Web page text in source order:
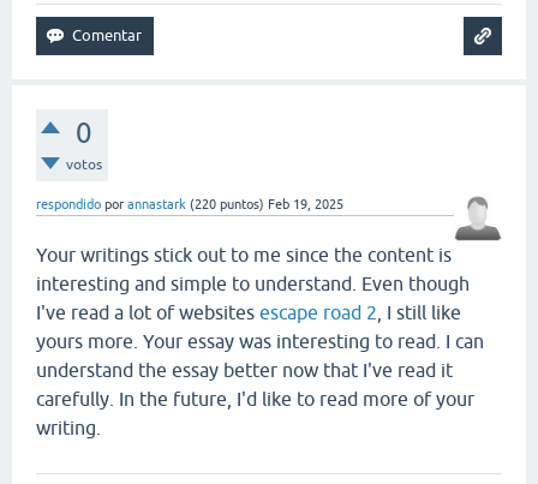
0
votos
respondido por annastark (220 puntos) Feb 19, 2025
Your writings stick out to me since the content is
interesting and simple to understand. Even though
I've read a lot of websites escape road 2 , I still like
yours more. Your essay was interesting to read. I can
understand the essay better now that I've read it
carefully. In the future, I'd like to read more of your
writing.